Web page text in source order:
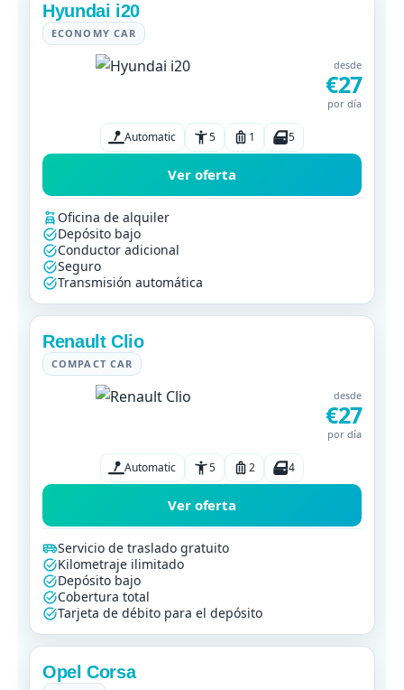
Hyundai i20
ECONOMY CAR
desde
€27
por día
Automatic 5 1 5
Ver oferta
Oficina de alquiler
Depósito bajo
Conductor adicional
Seguro
Transmisión automática
Renault Clio
COMPACT CAR
desde
€27
por día
Automatic 5 2 4
Ver oferta
Servicio de traslado gratuito
Kilometraje ilimitado
Depósito bajo
Cobertura total
Tarjeta de débito para el depósito
Opel Corsa